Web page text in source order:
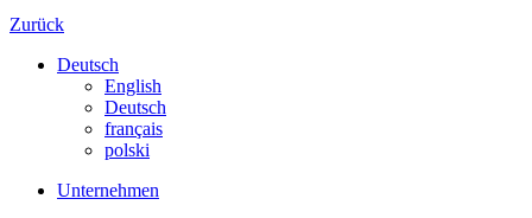
Zurück
Deutsch
English
Deutsch
français
polski
Unternehmen